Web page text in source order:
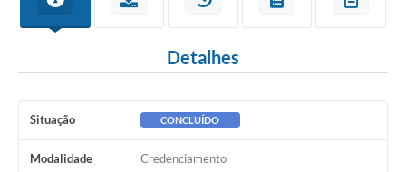
Detalhes
Situação CONCLUÍDO
Modalidade Credenciamento